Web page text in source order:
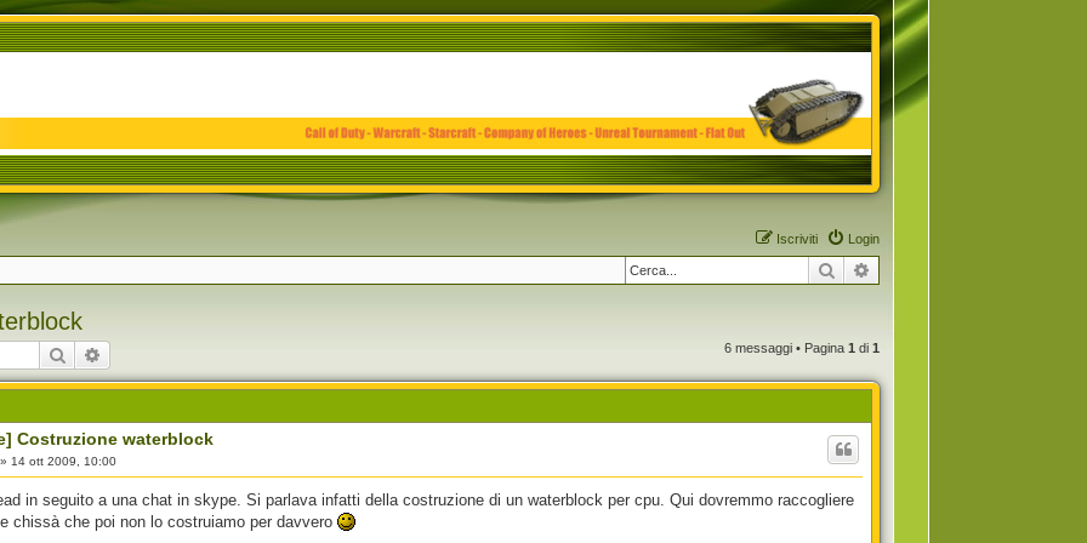
Login
Iscriviti
Cerca
Cerca 6 messaggi • Pagina 1 di 1
Costruzione waterblock
» 14 ott 2009, 10:00
in seguito a una chat in skype. Si parlava infatti della costruzione di un waterblock per cpu. Qui dovremmo raccogliere
chissà che poi non lo costruiamo per davvero